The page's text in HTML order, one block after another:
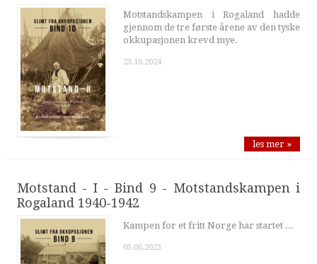
Motstandskampen i Rogaland hadde
gjennom de tre første årene av den tyske
okkupasjonen krevd mye.
23.10.2024
les mer »
Motstand - I - Bind 9 - Motstandskampen i
Rogaland 1940-1942
Kampen for et fritt Norge har startet ...
05.06.2023